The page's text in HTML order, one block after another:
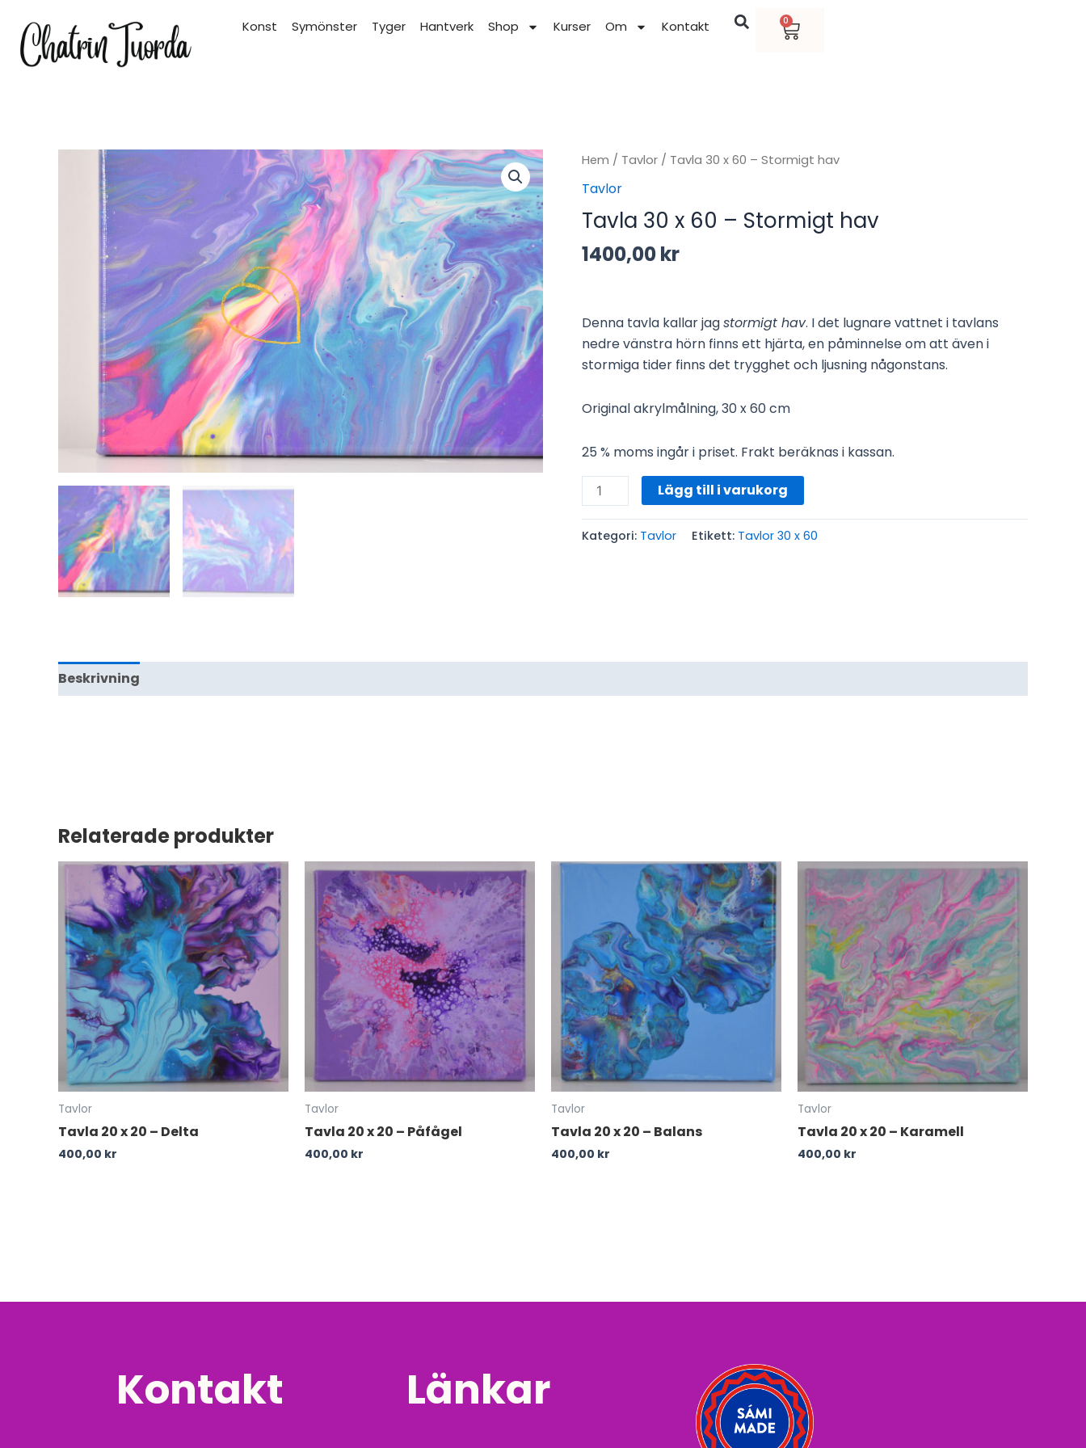
innehåll
Konst Symönster Tyger Hantverk Shop Kurser Om Kontakt 0
Varukorg
Hem / Tavlor / Tavla 30 x 60 – Stormigt hav
Tavlor
Tavla 30 x 60 – Stormigt hav
1400,00kr
Denna tavla kallar jagstormigt hav. I det lugnare vattnet i tavlans
nedre vänstra hörn finns ett hjärta, en påminnelse om att även i
stormiga tider finns det trygghet och ljusning någonstans.
Original akrylmålning, 30 x 60 cm
25 % moms ingår i priset. Frakt beräknas i kassan.
Tavla
30
60
-
Stormigt
Lägg till i varukorg
Kategori: Tavlor Etikett: Tavlor 30 x 60
Beskrivning
Relaterade produkter
Tavlor
Tavla 20 x 20 – Delta
400,00 kr
Tavlor
Tavla 20 x 20 – Påfågel
400,00 kr
Tavlor
Tavla 20 x 20 – Balans
400,00 kr
Tavlor
Tavla 20 x 20 – Karamell
400,00 kr
Kontakt Länkar